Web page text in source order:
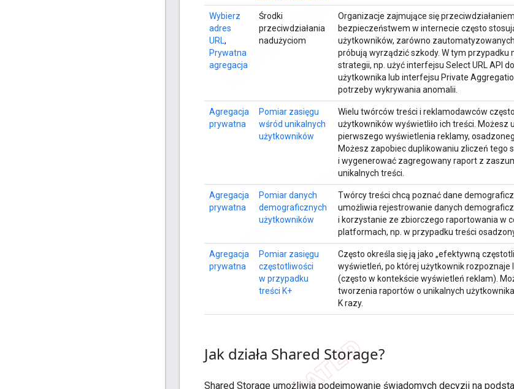
Wybierz
adres
URL,
Prywatna
agregacja
Środki
przeciwdziałania
nadużyciom
Organizacje zajmujące się
bezpieczeństwem w internecie często
użytkowników, zarówno
próbują wyrządzić szkody. W tym
strategii, np. użyć interfejsu Select URL API
użytkownika lub interfejsu Private
potrzeby wykrywania anomalii.
Agregacja
prywatna
Pomiar zasięgu
wśród unikalnych
użytkowników
Wielu twórców treści i reklamodawców
użytkowników wyświetliło ich treści.
pierwszego wyświetlenia reklamy,
Możesz zapobiec duplikowaniu zliczeń tego
i wygenerować zagregowany raport z
unikalnych treści.
Agregacja
prywatna
Pomiar danych
demograficznych
użytkowników
Twórcy treści chcą poznać dane
umożliwia rejestrowanie danych
i korzystanie ze zbiorczego raportowania w
platformach, np. w przypadku treści
Agregacja
prywatna
Pomiar zasięgu
częstotliwości
w przypadku
treści K+
Często określa się ją jako „efektywną
wyświetleń, po której użytkownik rozpoznaje
(często w kontekście wyświetleń reklam).
tworzenia raportów o unikalnych
K razy.
Jak działa Shared Storage?
Shared Storage umożliwia podejmowanie świadomych decyzji na